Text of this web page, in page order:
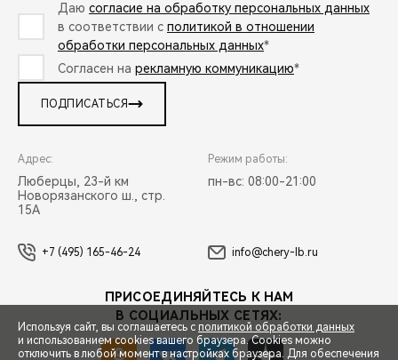
Даю согласие на обработку персональных данных
в соответствии с политикой в отношении
обработки персональных данных*
Согласен на рекламную коммуникацию*
ПОДПИСАТЬСЯ
Адрес:
Люберцы, 23-й км
Новорязанского ш., стр.
15А
Режим работы:
пн-вс: 08:00-21:00
+7 (495) 165-46-24 info@chery-lb.ru
ПРИСОЕДИНЯЙТЕСЬ К НАМ
В СОЦИАЛЬНЫХ СЕТЯХ:
Используя сайт, вы соглашаетесь с политикой обработки данных
и использованием cookies вашего браузера. Cookies можно
отключить в любой момент в настройках браузера. Для обеспечения